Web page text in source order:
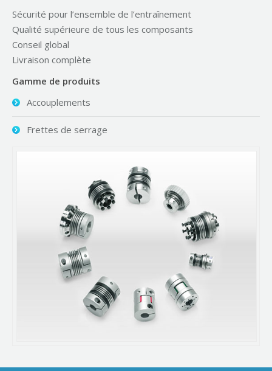
Sécurité pour l’ensemble de l’entraînement
Qualité supérieure de tous les composants
Conseil global
Livraison complète
Gamme de produits
Accouplements
Frettes de serrage